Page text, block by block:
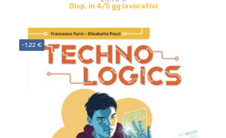
Disp. in 4/5 gg lavorativi
-1,22 €